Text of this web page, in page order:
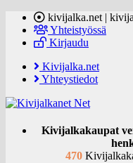
kivijalka.net |
Yhteistyössä
Kirjaudu
Kivijalka.net
Yhteystiedot
Kivijalkakaupat
470